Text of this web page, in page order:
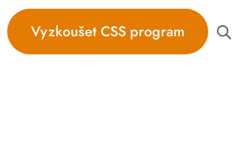
Vyzkoušet CSS program